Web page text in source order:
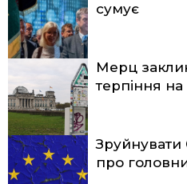
сумує
Мерц
терпіння
про